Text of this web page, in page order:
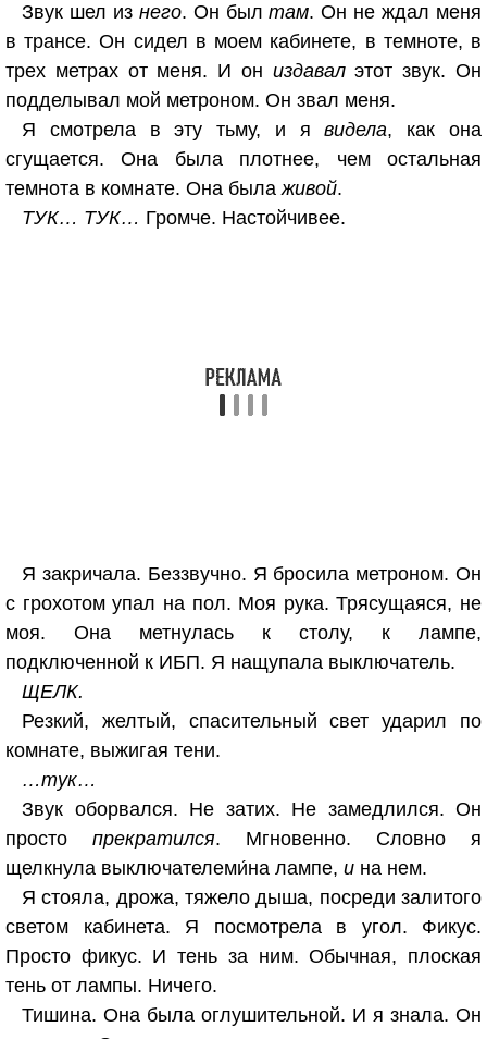
Звук шел из него. Он былтам. Он не ждал меня
в трансе. Он сидел в моем кабинете, в темноте, в
трех метрах от меня. И он издавалэтот звук. Он
подделывал мой метроном. Он звал меня.
Я смотрела в эту тьму, и явидела, как она
сгущается. Она была плотнее, чем остальная
темнота в комнате. Она былаживой.
ТУК… ТУК… Громче. Настойчивее.
Я закричала. Беззвучно. Я бросила метроном. Он
с грохотом упал на пол. Моя рука. Трясущаяся, не
моя. Она метнулась к столу, к лампе,
подключенной к ИБП. Я нащупала выключатель.
ЩЕЛК.
Резкий, желтый, спасительный свет ударил по
комнате, выжигая тени.
…тук…
Звук оборвался. Не затих. Не замедлился. Он
просто прекратился. Мгновенно. Словно я
щелкнула выключателеми́на лампе, и на нем.
Я стояла, дрожа, тяжело дыша, посреди залитого
светом кабинета. Я посмотрела в угол. Фикус.
Просто фикус. И тень за ним. Обычная, плоская
тень от лампы. Ничего.
Тишина. Она была оглушительной. И я знала. Он